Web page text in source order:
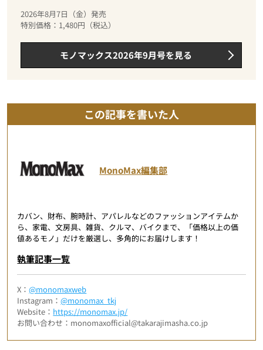
2026年8月7日（金）発売
特別価格：1,480円（税込）
モノマックス2026年9月号を見る
この記事を書いた人
MonoMax編集部
カバン、財布、腕時計、アパレルなどのファッションアイテムか
ら、家電、文房具、雑貨、クルマ、バイクまで、「価格以上の価
値あるモノ」だけを厳選し、多角的にお届けします！
執筆記事一覧
X：@monomaxweb
Instagram：@monomax_tkj
Website： https://monomax.jp/
お問い合わせ：monomaxofficial@takarajimasha.co.jp